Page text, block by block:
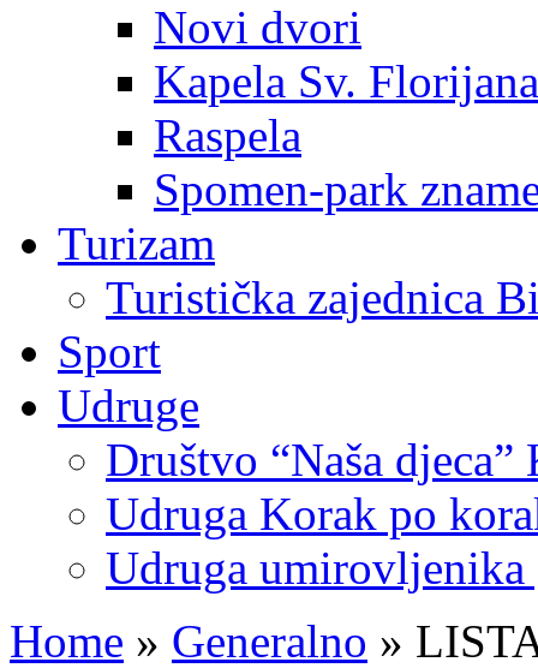
Novi dvori
Kapela Sv. Florijana
Raspela
Spomen-park
Turizam
Turistička zajednica
Sport
Udruge
Društvo “Naša djeca”
Udruga Korak po
Udruga umirovljenika
Home » Generalno »